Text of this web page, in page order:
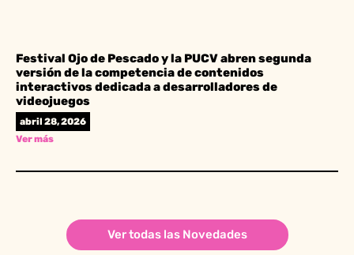
Festival Ojo de Pescado y la PUCV abren segunda
versión de la competencia de contenidos
interactivos dedicada a desarrolladores de
videojuegos
abril 28, 2026
Ver más
Ver todas las Novedades